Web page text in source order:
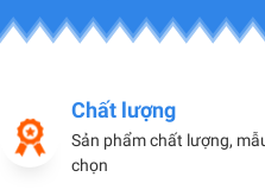
Chất lượng
Sản phẩm chất lượng,
chọn